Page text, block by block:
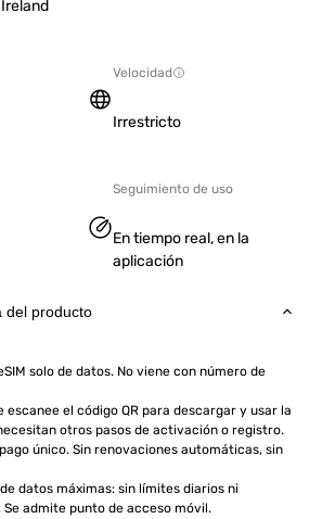
Velocidad
Irrestricto
Seguimiento de uso
En tiempo real, en la
aplicación
del producto
solo de datos. No viene con número de
escanee el código QR para descargar y usar la
otros pasos de activación o registro.
único. Sin renovaciones automáticas, sin
datos máximas: sin límites diarios ni
Se admite punto de acceso móvil.